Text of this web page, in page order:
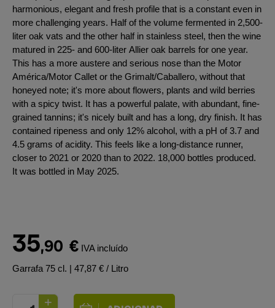
harmonious, elegant and fresh profile that is a constant even in
more challenging years. Half of the volume fermented in 2,500-
liter oak vats and the other half in stainless steel, then the wine
matured in 225- and 600-liter Allier oak barrels for one year.
This has a more austere and serious nose than the Motor
América/Motor Callet or the Grimalt/Caballero, without that
honeyed note; it's more about flowers, plants and wild berries
with a spicy twist. It has a powerful palate, with abundant, fine-
grained tannins; it's nicely built and has a long, dry finish. It has
contained ripeness and only 12% alcohol, with a pH of 3.7 and
4.5 grams of acidity. This feels like a long-distance runner,
closer to 2021 or 2020 than to 2022. 18,000 bottles produced.
It was bottled in May 2025.
35,90 € IVA incluído
Garrafa 75 cl. | 47,87 € / Litro